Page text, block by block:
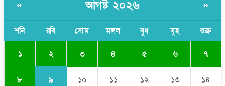
বাংলাদেশী কর্মীদের আকামা নিয়ে বড় সুখবর দিলো সৌদি সরকার
ভারতের পূর্ব সীমান্তে এখন ‘আরেকটি পাকিস্তান’ গড়ে উঠেছে: সজীব
ওয়াজেদ জয়
« আগষ্ট ২০২৬ »
শনি রবি সোম মঙ্গল বুধ বৃহ শুক্র
১ ২ ৩ ৪ ৫ ৬ ৭
৮ ৯ ১০ ১১ ১২ ১৩ ১৪